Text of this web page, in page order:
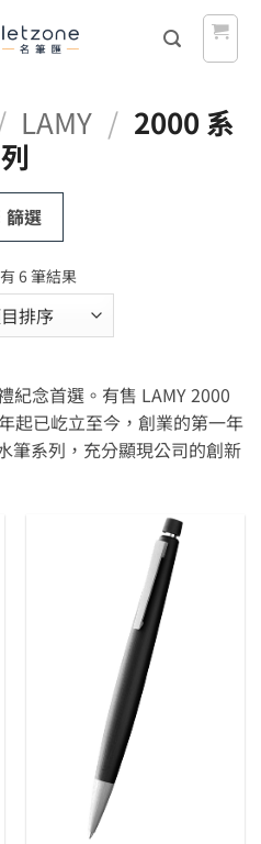
LAMY / 2000 系
列
篩選
6 筆結果
最
排
序
紀念首選。有售 LAMY 2000
起已屹立至今，創業的第一年
筆系列，充分顯現公司的創新